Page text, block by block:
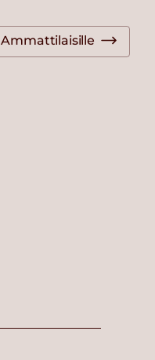
Ammattilaisille